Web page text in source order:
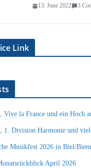
13. June 2022 3
Link
Vive la France und ein Hoch
1. Division Harmonie und
Musikfest 2026 in Biel/
April 2026